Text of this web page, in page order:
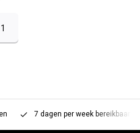
1
7 dagen per week bereikbaar